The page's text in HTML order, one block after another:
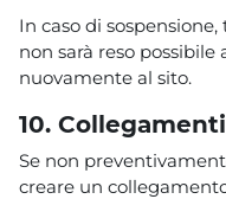
In caso di
non sarà reso
nuovamente al sito.
10.
Se non
creare un